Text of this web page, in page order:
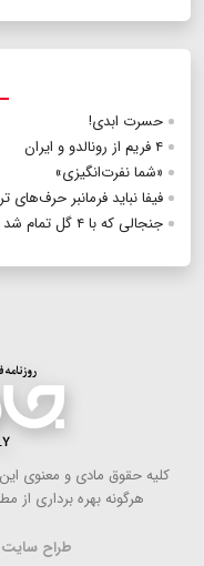
حسرت ابدی!
۴ فریم از رونالدو و ایران
«شما نفرت‌انگیزی»
فیفا نباید فرمانبر
جنجالی که با ۴ گل تمام شد
كلیه حقوق مادی و معنوی
هرگونه بهره ‌برداری از
طراح سایت